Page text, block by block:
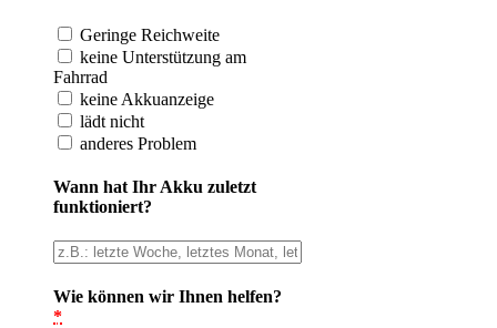
Geringe Reichweite
keine Unterstützung am
Fahrrad
keine Akkuanzeige
lädt nicht
anderes Problem
Wann hat Ihr Akku zuletzt
funktioniert?
Wie können wir Ihnen helfen?
*